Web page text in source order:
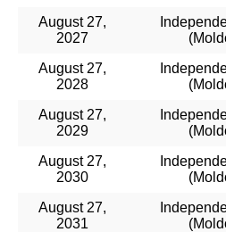
August 27,
2027
August 27,
2028
August 27,
2029
August 27,
2030
August 27,
2031